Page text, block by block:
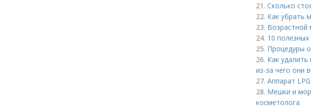
21. Сколько
22. Как убрать
23. Возрастной
24. 10 полезных
25. Процедуры
26. Как
из-за чего они
27. Аппарат
28. Мешки и
косметолога